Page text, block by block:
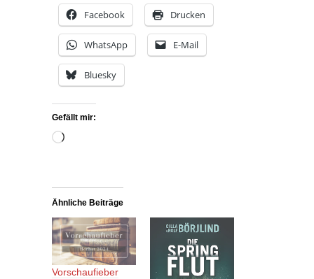
Facebook Drucken
WhatsApp E-Mail
Bluesky
Gefällt mir:
Wird
Ähnliche Beiträge
Vorschaufieber